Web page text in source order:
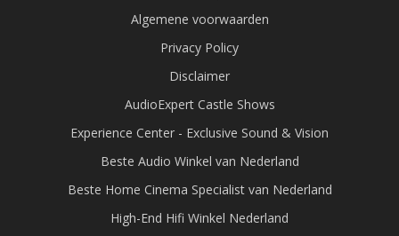
Algemene voorwaarden
Privacy Policy
Disclaimer
AudioExpert Castle Shows
Experience Center - Exclusive Sound & Vision
Beste Audio Winkel van Nederland
Beste Home Cinema Specialist van Nederland
High-End Hifi Winkel Nederland